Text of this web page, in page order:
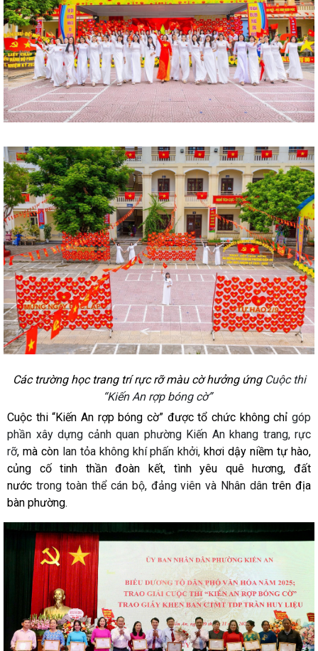
Các trường học trang trí rực rỡ màu cờ hưởng ứng Cuộc thi
“Kiến An rợp bóng cờ”
Cuộc thi “Kiến An rợp bóng cờ” được tổ chức không chỉ góp
phần xây dựng cảnh quan phường Kiến An khang trang, rực
rỡ, mà còn lan tỏa không khí phấn khởi, khơi dậy niềm tự hào,
củng cố tinh thần đoàn kết, tình yêu quê hương, đất
nước trong toàn thể cán bộ, đảng viên và Nhân dân trên địa
bàn phường.